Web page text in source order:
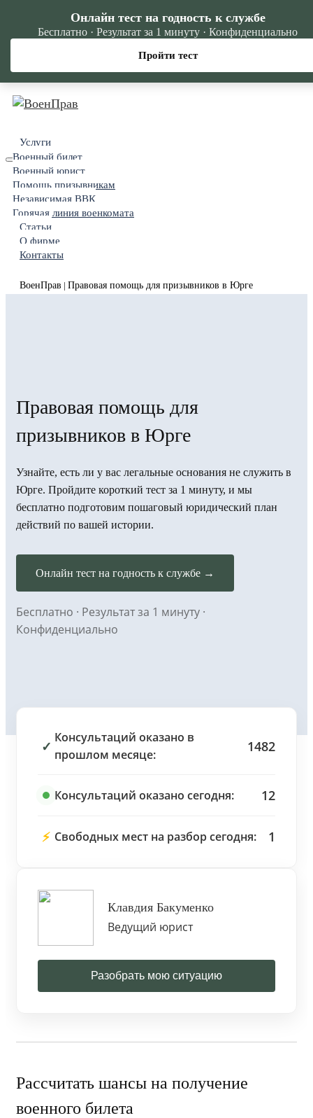
Услуги
Военный билет
Военный юрист
Помощь призывникам
Независимая ВВК
Горячая линия военкомата
Статьи
О фирме
Контакты
ВоенПрав Правовая помощь для призывников в Юрге
Правовая помощь для
призывников в Юрге
Узнайте, есть ли у вас легальные основания не служить в
Юрге. Пройдите короткий тест за 1 минуту, и мы
бесплатно подготовим пошаговый юридический план
действий по вашей истории.
Онлайн тест на годность к службе →
Бесплатно · Результат за 1 минуту ·
Конфиденциально
✓
Консультаций оказано в
прошлом месяце:
1482
Консультаций оказано сегодня: 12
⚡ Свободных мест на разбор сегодня: 1
Клавдия Бакуменко
Ведущий юрист
Разобрать мою ситуацию
Рассчитать шансы на получение
военного билета
Онлайн тест на годность к службе
Бесплатно · Результат за 1 минуту · Конфиденциально
Пройти тест